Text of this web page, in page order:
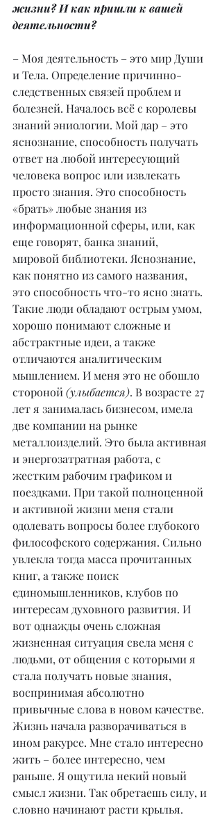
жизни? И как пришли к вашей
деятельности?
– Моя деятельность – это мир Души
и Тела. Определение причинно-
следственных связей проблем и
болезней. Началось всё с королевы
знаний эниологии. Мой дар – это
яснознание, способность получать
ответ на любой интересующий
человека вопрос или извлекать
просто знания. Это способность
«брать» любые знания из
информационной сферы, или, как
еще говорят, банка знаний,
мировой библиотеки. Яснознание,
как понятно из самого названия,
это способность что-то ясно знать.
Такие люди обладают острым умом,
хорошо понимают сложные и
абстрактные идеи, а также
отличаются аналитическим
мышлением. И меня это не обошло
стороной (улыбается). В возрасте 27
лет я занималась бизнесом, имела
две компании на рынке
металлоизделий. Это была активная
и энергозатратная работа, с
жестким рабочим графиком и
поездками. При такой полноценной
и активной жизни меня стали
одолевать вопросы более глубокого
философского содержания. Сильно
увлекла тогда масса прочитанных
книг, а также поиск
единомышленников, клубов по
интересам духовного развития. И
вот однажды очень сложная
жизненная ситуация свела меня с
людьми, от общения с которыми я
стала получать новые знания,
воспринимая абсолютно
привычные слова в новом качестве.
Жизнь начала разворачиваться в
ином ракурсе. Мне стало интересно
жить – более интересно, чем
раньше. Я ощутила некий новый
смысл жизни. Так обретаешь силу, и
словно начинают расти крылья.